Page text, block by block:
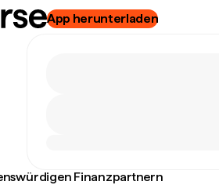
App herunterladen
Finanzpartnern